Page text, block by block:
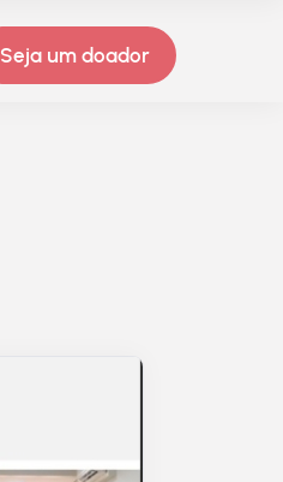
Seja um doador